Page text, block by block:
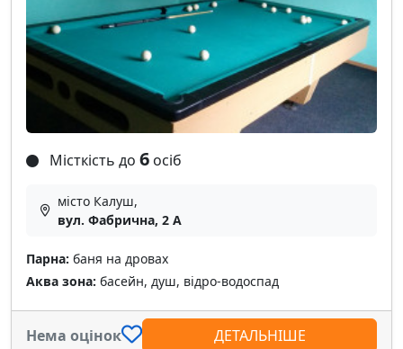
Місткість до 6 осіб
місто Калуш,
вул. Фабрична, 2 А
Парна: баня на дровах
Аква зона: басейн, душ, відро-водоспад
Нема оцінок ДЕТАЛЬНІШЕ